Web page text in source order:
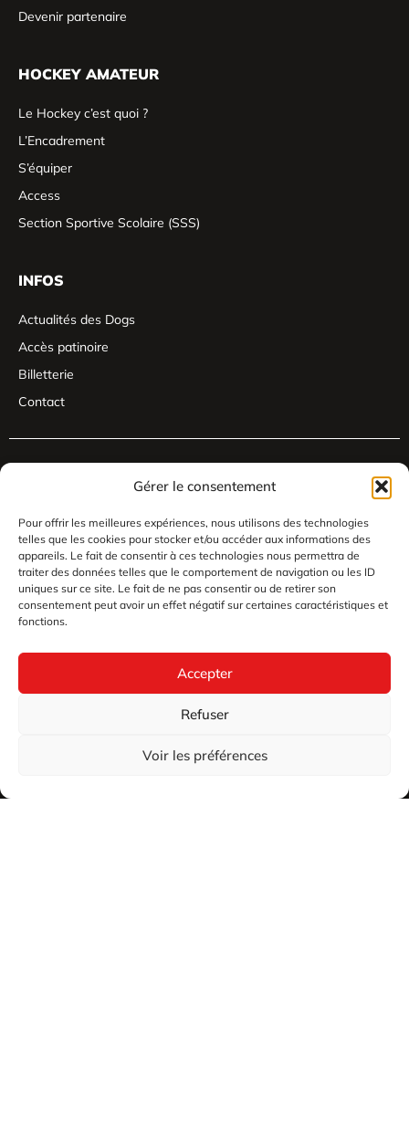
Gérer le consentement
Pour offrir les meilleures expériences, nous utilisons des technologies
telles que les cookies pour stocker et/ou accéder aux informations des
appareils. Le fait de consentir à ces technologies nous permettra de
traiter des données telles que le comportement de navigation ou les ID
uniques sur ce site. Le fait de ne pas consentir ou de retirer son
consentement peut avoir un effet négatif sur certaines caractéristiques et
fonctions.
Accepter
Refuser
Voir les préférences
Devenir partenaire
HOCKEY AMATEUR
Le Hockey c’est quoi ?
L’Encadrement
S’équiper
Access
Section Sportive Scolaire (SSS)
INFOS
Actualités des Dogs
Accès patinoire
Billetterie
Contact